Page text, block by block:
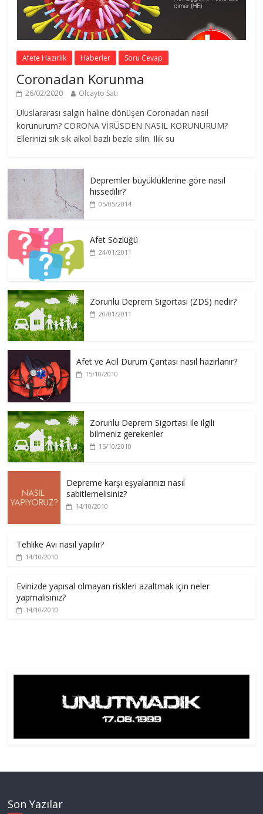
Afete Hazırlık Haberler Soru Cevap
Coronadan Korunma
26/02/2020 Olcayto Satı
Uluslararası salgın haline dönüşen Coronadan nasıl
korunurum? CORONA VİRÜSDEN NASIL KORUNURUM?
Ellerinizi sık sık alkol bazlı bezle silin. Ilık su
Depremler büyüklüklerine göre nasıl
hissedilir?
05/05/2014
Afet Sözlüğü
24/01/2011
Zorunlu Deprem Sigortası (ZDS) nedir?
20/01/2011
Afet ve Acil Durum Çantası nasıl hazırlanır?
15/10/2010
Zorunlu Deprem Sigortası ile ilgili
bilmeniz gerekenler
15/10/2010
Depreme karşı eşyalarınızı nasıl
sabitlemelisiniz?
14/10/2010
Tehlike Avı nasıl yapılır?
14/10/2010
Evinizde yapısal olmayan riskleri azaltmak için neler
yapmalısınız?
14/10/2010
Son Yazılar